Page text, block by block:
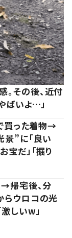
その後、近付
ばいよ…」
買った着物→
”に「良い
宝だ」「掘り
→帰宅後、分
ウロコの光
しいw」